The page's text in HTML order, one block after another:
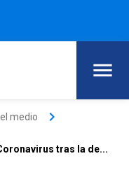
medio keyboard_arrow_right
tras la de...